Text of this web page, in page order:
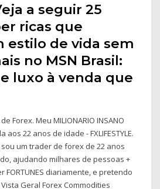
a seguir 25
ricas que
estilo de vida sem
no MSN Brasil:
luxo à venda que
Forex. Meu MILIONARIO INSANO
aos 22 anos de idade - FXLIFESTYLE.
um trader de forex de 22 anos
ajudando milhares de pessoas +
FORTUNES diariamente, e pretendo
Geral Forex Commodities